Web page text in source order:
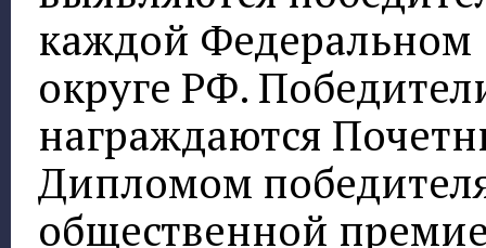
каждой Федеральном
округе РФ.
награждаются
Дипломом
общественной